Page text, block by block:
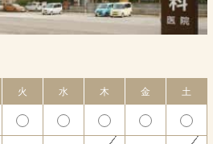
火 水 木 金 土